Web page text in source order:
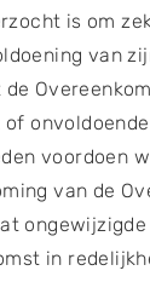
is om
van
voordoen
van de
in